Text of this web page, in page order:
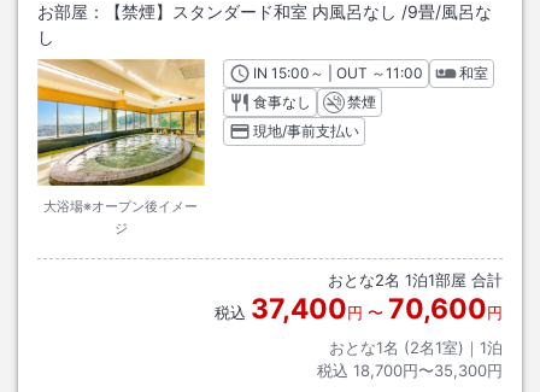
お部屋： 【禁煙】スタンダード和室 内風呂なし /9畳/風呂な
し
大浴場※オープン後イメー
ジ
INチェックイン
15:00 ～ | OUT チェックアウト
～11:00
和室
食事なし
禁煙
現地/事前支払い
おとな2名 1泊1部屋 合計
税込 37,400円 〜 70,600円
おとな1名 (2名1室)｜ 1泊
税込 18,700円〜35,300円